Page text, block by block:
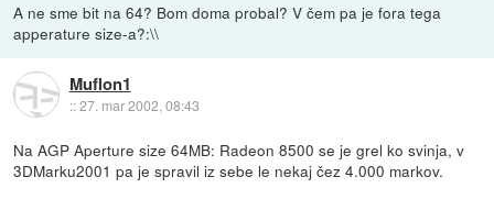
A ne sme bit na 64? Bom doma probal? V čem pa je fora tega
apperature size-a?:\\
Muflon1
::27. mar 2002, 08:43
Na AGP Aperture size 64MB: Radeon 8500 se je grel ko svinja, v
3DMarku2001 pa je spravil iz sebe le nekaj čez 4.000 markov.